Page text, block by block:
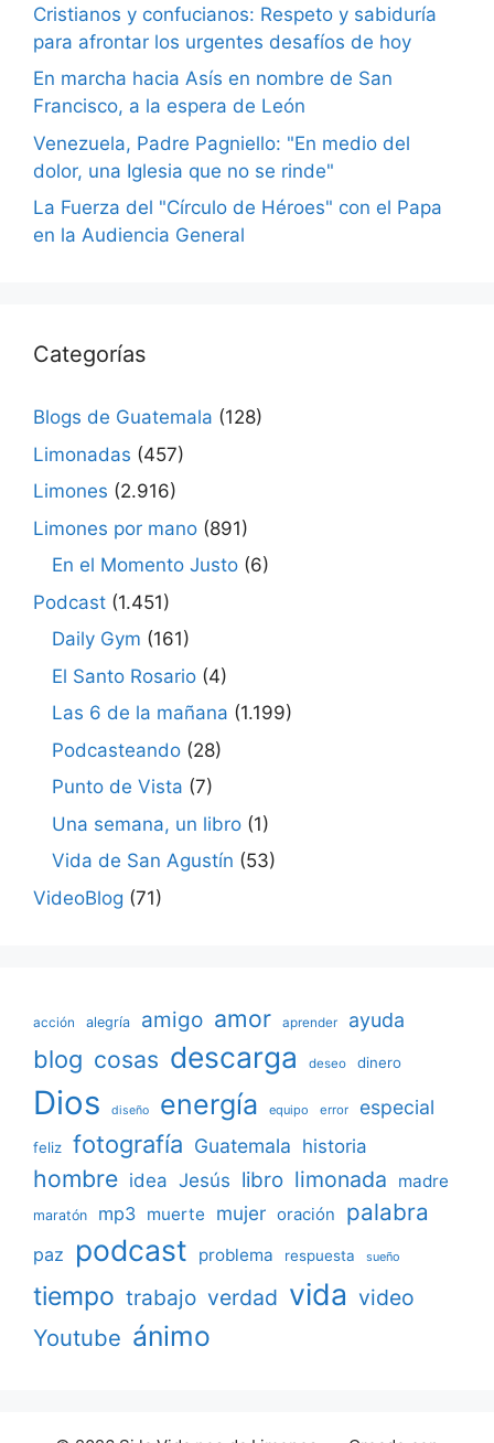
Cristianos y confucianos: Respeto y sabiduría
para afrontar los urgentes desafíos de hoy
En marcha hacia Asís en nombre de San
Francisco, a la espera de León
Venezuela, Padre Pagniello: "En medio del
dolor, una Iglesia que no se rinde"
La Fuerza del "Círculo de Héroes" con el Papa
en la Audiencia General
Categorías
Blogs de Guatemala (128)
Limonadas (457)
Limones (2.916)
Limones por mano (891)
En el Momento Justo (6)
Podcast (1.451)
Daily Gym (161)
El Santo Rosario (4)
Las 6 de la mañana (1.199)
Podcasteando (28)
Punto de Vista (7)
Una semana, un libro (1)
Vida de San Agustín (53)
VideoBlog (71)
acción alegría amigo amor aprender ayuda
blog cosas descarga deseo dinero
Dios diseño energía equipo error especial
feliz fotografía Guatemala historia
hombre idea Jesús libro limonada madre
maratón mp3 muerte mujer oración palabra
paz podcast problema respuesta sueño
tiempo trabajo verdad vida video
Youtube ánimo